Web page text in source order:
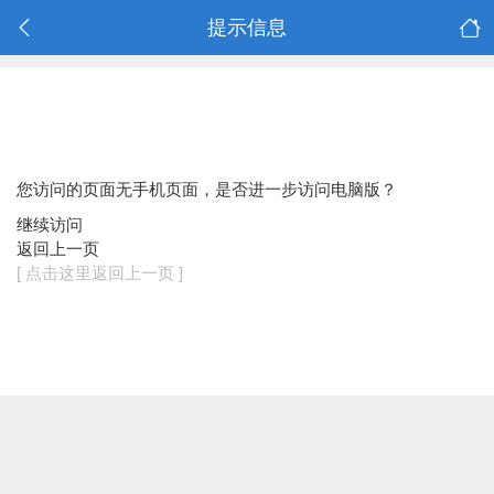
提示信息
您访问的页面无手机页面，是否进一步访问电脑版？
继续访问
返回上一页
[ 点击这里返回上一页 ]